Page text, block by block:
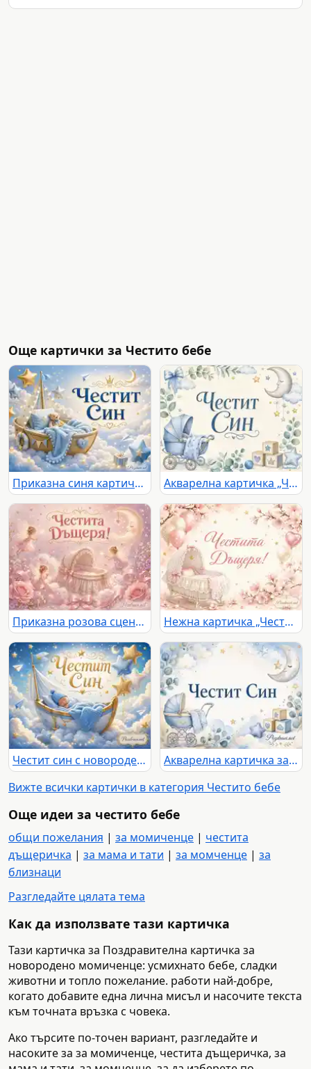
Още картички за Честито бебе
Приказна синя картичка „Честит Син“ с бебешка люлка, мече, облаци и златни звезди Акварелна картичка „Честит Син“ с бебешка количка, луна и звезди
Приказна розова сцена с феи, бебешка люлка и надпис „Честита Дъщеря!“ Нежна картичка „Честита Дъщеря!“ с бебешка люлка, розови цветя и балони
Честит син с новородено бебе в синя люлка сред облаци, звезди и балони
Акварелна картичка за раждане на момче с надпис „Честит Син“
Вижте всички картички в категория Честито бебе
Още идеи за честито бебе
общи пожелания | за момиченце | честита
дъщеричка | за мама и тати | за момченце | за
близнаци
Разгледайте цялата тема
Как да използвате тази картичка
Тази картичка за Поздравителна картичка за
новородено момиченце: усмихнато бебе, сладки
животни и топло пожелание. работи най-добре,
когато добавите една лична мисъл и насочите текста
към точната връзка с човека.
Ако търсите по-точен вариант, разгледайте и
насоките за за момиченце, честита дъщеричка, за